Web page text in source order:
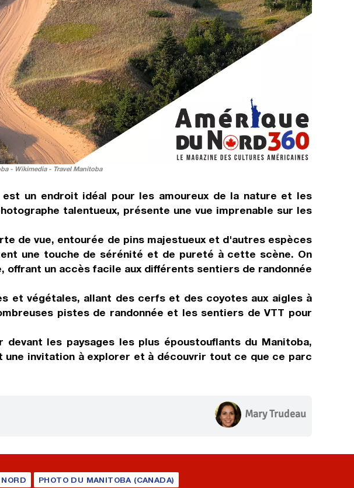
- Wikimedia - Travel Manitoba
un endroit idéal pour les amoureux de la nature et les
talentueux, présente une vue imprenable sur les
de vue, entourée de pins majestueux et d'autres espèces
une touche de sérénité et de pureté à cette scène. On
un accès facile aux différents sentiers de randonnée
et végétales, allant des cerfs et des coyotes aux aigles à
pistes de randonnée et les sentiers de VTT pour
les paysages les plus époustouflants du Manitoba,
invitation à explorer et à découvrir tout ce que ce parc
Mary Trudeau
PHOTO DU MANITOBA (CANADA)